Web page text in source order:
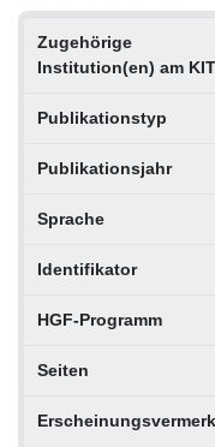
Zugehörige
Institution(en) am KIT
Publikationstyp
Publikationsjahr
Sprache
Identifikator
HGF-Programm
Seiten
Erscheinungsvermerk